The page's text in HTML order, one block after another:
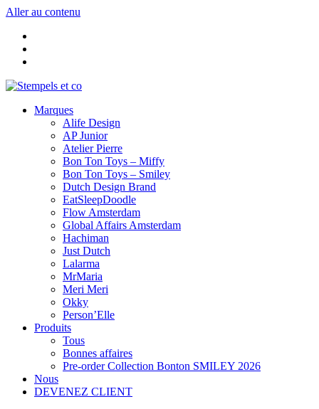
Aller au contenu
Marques
Alife Design
AP Junior
Atelier Pierre
Bon Ton Toys – Miffy
Bon Ton Toys – Smiley
Dutch Design Brand
EatSleepDoodle
Flow Amsterdam
Global Affairs Amsterdam
Hachiman
Just Dutch
Lalarma
MrMaria
Meri Meri
Okky
Person’Elle
Produits
Tous
Bonnes affaires
Pre-order Collection Bonton SMILEY 2026
Nous
DEVENEZ CLIENT